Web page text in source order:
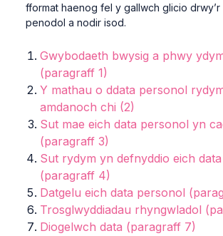
fformat haenog fel y gallwch glicio
penodol a nodir isod.
Gwybodaeth bwysig a phwy
(paragraff 1)
Y mathau o ddata personol
amdanoch chi (2)
Sut mae eich data personol yn
(paragraff 3)
Sut rydym yn defnyddio eich
(paragraff 4)
Datgelu eich data personol
Trosglwyddiadau rhyngwladol
Diogelwch data (paragraff 7)